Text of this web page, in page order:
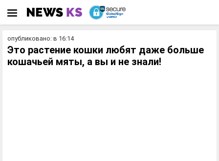
опубликовано: в 16:14
Это растение кошки любят даже больше
кошачьей мяты, а вы и не знали!